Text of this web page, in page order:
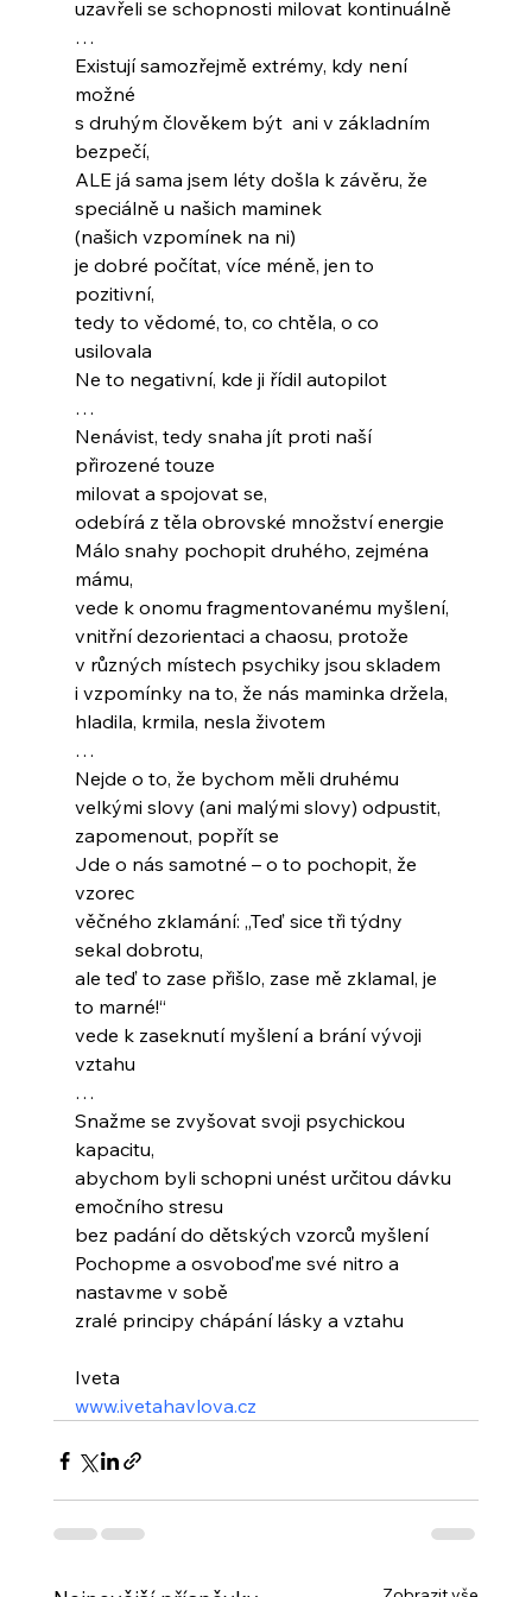
uzavřeli se schopnosti milovat kontinuálně
…
Existují samozřejmě extrémy, kdy není
možné
s druhým člověkem být  ani v základním
bezpečí,
ALE já sama jsem léty došla k závěru, že
speciálně u našich maminek
(našich vzpomínek na ni)
je dobré počítat, více méně, jen to
pozitivní,
tedy to vědomé, to, co chtěla, o co
usilovala
Ne to negativní, kde ji řídil autopilot
…
Nenávist, tedy snaha jít proti naší
přirozené touze
milovat a spojovat se,
odebírá z těla obrovské množství energie
Málo snahy pochopit druhého, zejména
mámu,
vede k onomu fragmentovanému myšlení,
vnitřní dezorientaci a chaosu, protože
v různých místech psychiky jsou skladem
i vzpomínky na to, že nás maminka držela,
hladila, krmila, nesla životem
…
Nejde o to, že bychom měli druhému
velkými slovy (ani malými slovy) odpustit,
zapomenout, popřít se
Jde o nás samotné – o to pochopit, že
vzorec
věčného zklamání: „Teď sice tři týdny
sekal dobrotu,
ale teď to zase přišlo, zase mě zklamal, je
to marné!“
vede k zaseknutí myšlení a brání vývoji
vztahu
…
Snažme se zvyšovat svoji psychickou
kapacitu,
abychom byli schopni unést určitou dávku
emočního stresu
bez padání do dětských vzorců myšlení
Pochopme a osvoboďme své nitro a
nastavme v sobě
zralé principy chápání lásky a vztahu
Iveta
www.ivetahavlova.cz